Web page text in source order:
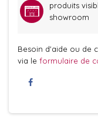
produits
showroom
Besoin d'aide ou de
via le formulaire de